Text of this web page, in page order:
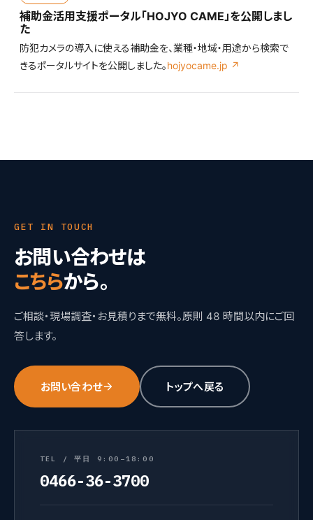
補助金活用支援ポータル「HOJYO CAME」を公開しまし
た
防犯カメラの導入に使える補助金を、業種・地域・用途から検索で
きるポータルサイトを公開しました。hojyocame.jp ↗
GET IN TOUCH
お問い合わせは
こちらから。
ご相談・現場調査・お見積りまで無料。原則 48 時間以内にご回
答します。
お問い合わせ トップへ戻る
TEL / 平日 9:00–18:00
0466-36-3700